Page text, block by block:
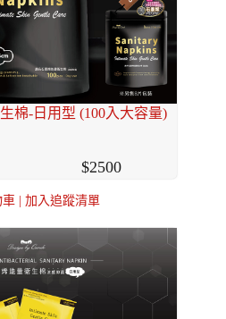
棉-日用型 (100入大容量)
2500
車| 加入追蹤清單